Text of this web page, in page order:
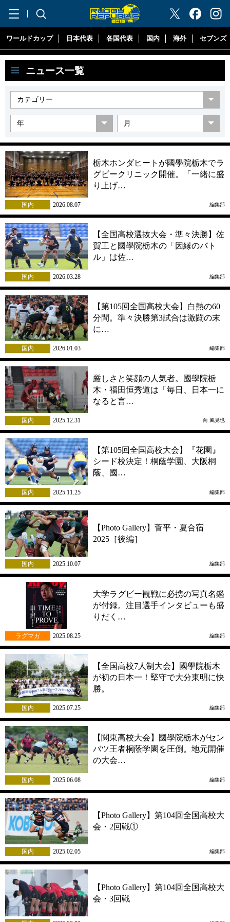
"ラグビーリパブリック"
ワールドカップ 日本代表 各国代表 国内 海外 セブンズ
ニュース一覧
栃木ホンダヒートが國學院栃木でラ
グビークリニック開催。「一緒に盛
り上げ…
国内 2026.08.07 編集部
【全国高校選抜大会・準々決勝】佐
賀工と國學院栃木の「因縁のバト
ル」は佐…
国内 2026.03.28 編集部
【第105回全国高校大会】白熱の60
分間。準々決勝第3試合は激闘の末
に…
国内 2026.01.03 編集部
厳しさと笑顔の人気者。國學院栃
木・福田恒秀道は「毎日、日本一に
なると言…
国内 2025.12.31 向 風見也
【第105回全国高校大会】『花園』
シード校決定！桐蔭学園、大阪桐
蔭、國…
国内 2025.11.25 編集部
【Photo Gallery】菅平・夏合宿
2025［後編］
国内 2025.10.07 編集部
大学ラグビー観戦に必携の写真名鑑
が付録。注目選手インタビューも盛
りだく…
ラグマガ 2025.08.25 編集部
【全国高校7人制大会】國學院栃木
が初の日本一！堅守で大分東明に快
勝。
国内 2025.07.25 編集部
【関東高校大会】國學院栃木がセン
バツ王者桐蔭学園を圧倒。地元開催
の大会…
国内 2025.06.08 編集部
【Photo Gallery】第104回全国高校大
会・2回戦①
国内 2025.02.05 編集部
【Photo Gallery】第104回全国高校大
会・3回戦